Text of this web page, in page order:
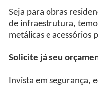
Seja para obras
de infraestrutura,
metálicas e acessórios
Solicite já seu
Invista em segurança,